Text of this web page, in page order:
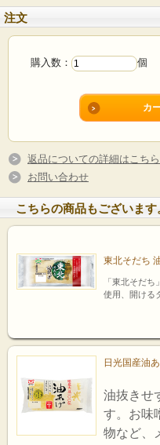
と感じられます。加熱不
もグーンと広がります！
鮮度の高い北海道産大
れた甘み豊かな大豆で
甘さをご堪能ください。
また、「加熱調理しな
鮮野菜と一緒に「おあげ
挑戦する楽しみが増えま
注文
購入数： 個
返品についての詳細はこちら
お問い合わせ
こちらの商品もございます
東北そだち
「東北そだ
使用、開ける
日光国産油
油抜きせ
す。お味
物など、